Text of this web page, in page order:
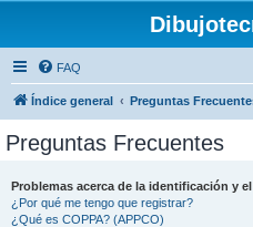
FAQ
Índice general Preguntas
Preguntas Frecuentes
Problemas acerca de la identificación y
¿Por qué me tengo que registrar?
¿Qué es COPPA? (APPCO)